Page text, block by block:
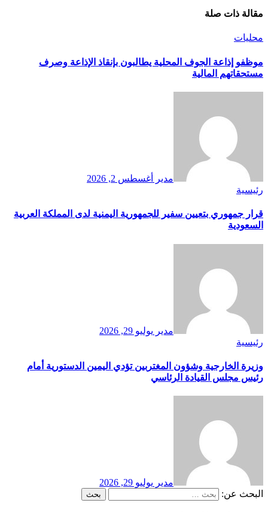
مقالة ذات صلة
محليات
موظفو إذاعة الجوف المحلية يطالبون بإنقاذ الإذاعة وصرف
مستحقاتهم المالية
مدير
أغسطس 2, 2026
رئيسية
قرار جمهوري بتعيين سفير للجمهورية اليمنية لدى المملكة العربية
السعودية
مدير يوليو 29, 2026
رئيسية
وزيرة الخارجية وشؤون المغتربين تؤدي اليمين الدستورية أمام
رئيس مجلس القيادة الرئاسي
مدير يوليو 29, 2026
البحث عن: